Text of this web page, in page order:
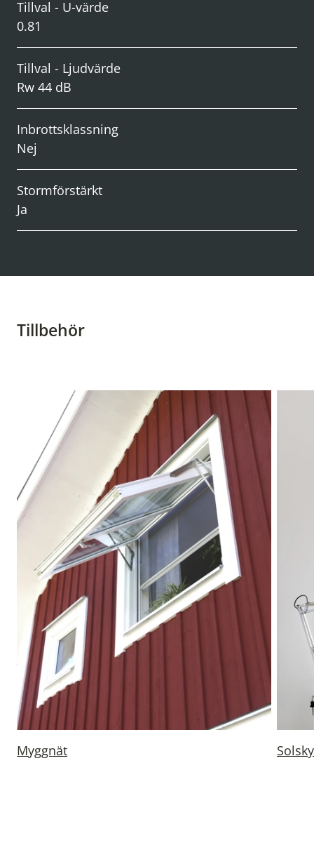
Tillval - U-värde
0.81
Tillval - Ljudvärde
Rw 44 dB
Inbrottsklassning
Nej
Stormförstärkt
Ja
Tillbehör
Myggnät